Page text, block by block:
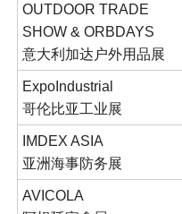
OUTDOOR TRADE
SHOW & ORBDAYS
意大利加达户外用品展
ExpoIndustrial
哥伦比亚工业展
IMDEX ASIA
亚洲海事防务展
AVICOLA